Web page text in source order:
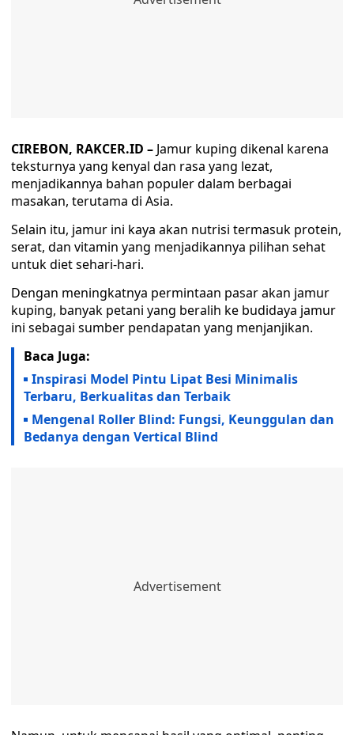
CIREBON, RAKCER.ID – Jamur kuping dikenal karena
teksturnya yang kenyal dan rasa yang lezat,
menjadikannya bahan populer dalam berbagai
masakan, terutama di Asia.
Selain itu, jamur ini kaya akan nutrisi termasuk protein,
serat, dan vitamin yang menjadikannya pilihan sehat
untuk diet sehari-hari.
Dengan meningkatnya permintaan pasar akan jamur
kuping, banyak petani yang beralih ke budidaya jamur
ini sebagai sumber pendapatan yang menjanjikan.
Baca Juga:
Inspirasi Model Pintu Lipat Besi Minimalis
Terbaru, Berkualitas dan Terbaik
Mengenal Roller Blind: Fungsi, Keunggulan dan
Bedanya dengan Vertical Blind